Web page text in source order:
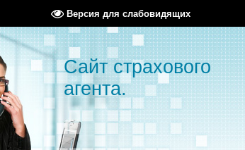
Версия для слабовидящих
Сайт страхового
агента.